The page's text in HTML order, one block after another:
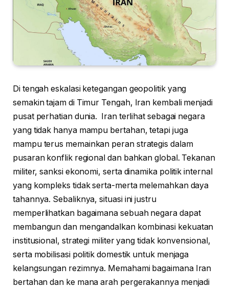
Di tengah eskalasi ketegangan geopolitik yang
semakin tajam di Timur Tengah, Iran kembali menjadi
pusat perhatian dunia. Iran terlihat sebagai negara
yang tidak hanya mampu bertahan, tetapi juga
mampu terus memainkan peran strategis dalam
pusaran konflik regional dan bahkan global. Tekanan
militer, sanksi ekonomi, serta dinamika politik internal
yang kompleks tidak serta-merta melemahkan daya
tahannya. Sebaliknya, situasi ini justru
memperlihatkan bagaimana sebuah negara dapat
membangun dan mengandalkan kombinasi kekuatan
institusional, strategi militer yang tidak konvensional,
serta mobilisasi politik domestik untuk menjaga
kelangsungan rezimnya. Memahami bagaimana Iran
bertahan dan ke mana arah pergerakannya menjadi